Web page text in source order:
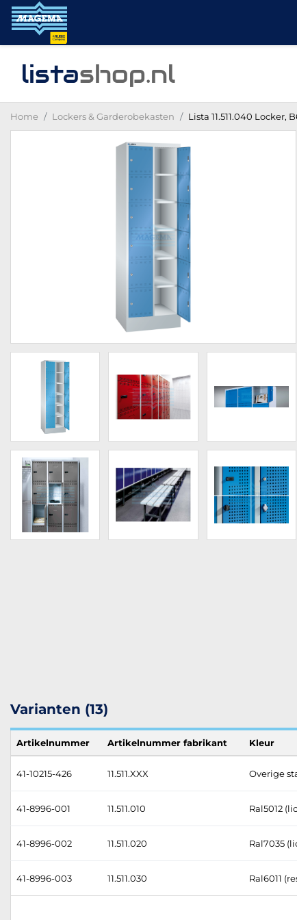
listashop.nl
Home Lockers & Garderobekasten Lista 11.511.040 Locker,
Varianten (13)
Artikelnummer Artikelnummer fabrikant Kleur
41-10215-426 11.511.XXX Overige
41-8996-001 11.511.010 Ral5012
41-8996-002 11.511.020 Ral7035
41-8996-003 11.511.030 Ral6011